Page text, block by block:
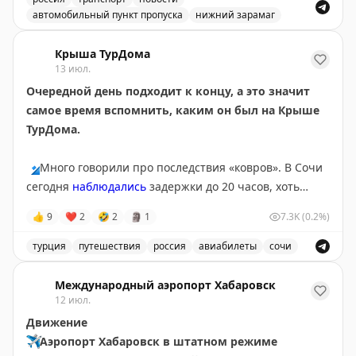
автомобильный пункт пропуска
нижний зарамаг
Крыша ТурДома
13 июл.
Очередной день подходит к концу, а это значит
самое время вспомнить, каким он был на Крыше
ТурДома.
🔹Много говорили про последствия «ковров». В Сочи
сегодня наблюдались задержки до 20 часов, хоть
Серьезные корректировки в графиках приводят к
тому, что пассажиры чащеоформляют страховки
на
этот случай. Проверили, не врут ли цифры в
федеральных СМИ,опросомна Крыше ТурДома. Рост
подтверждают
страховщики.
👍 9 ❤ 2 🤣 2 🗿 1 7.3K(0.2%)
турция путешествия россия авиабилеты сочи
Международный аэропорт Хабаровск
12 июл.
Движение
✈️Аэропорт Хабаровск в штатном режиме